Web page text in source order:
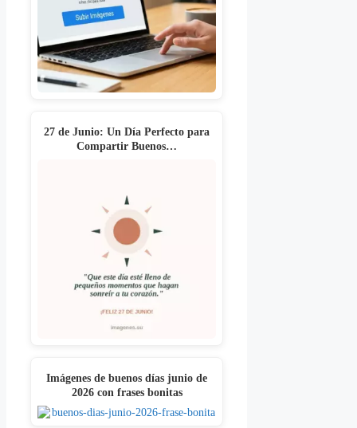
27 de Junio: Un Día Perfecto para
Compartir Buenos…
Imágenes de buenos días junio de
2026 con frases bonitas